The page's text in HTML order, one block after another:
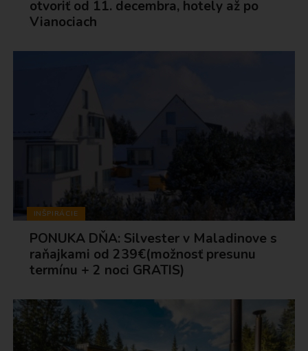
otvoriť od 11. decembra, hotely až po
Vianociach
INŠPIRÁCIE
PONUKA DŇA: Silvester v Maladinove s
raňajkami od 239€(možnosť presunu
termínu + 2 noci GRATIS)